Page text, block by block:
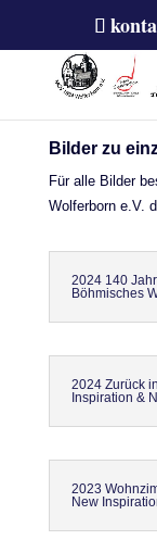
Bilder zu
Für alle Bilder
Wolferborn e.V.
2024 140
Böhmisches
2024 Zurück
Inspiration &
2023
New